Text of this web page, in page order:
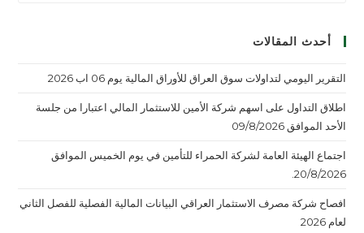
أحدث المقالات
التقرير اليومي لتداولات سوق العراق للأوراق المالية يوم 06 اب 2026
اطلاق التداول على اسهم شركة الأمين للاستثمار المالي اعتبارا من جلسة
الأحد الموافق 09/8/2026
اجتماع الهيئة العامة لشركة الحمراء للتأمين في يوم الخميس الموافق
20/8/2026.
افصاح شركة مصرف الاستثمار العراقي البيانات المالية الفصلية للفصل الثاني
لعام 2026